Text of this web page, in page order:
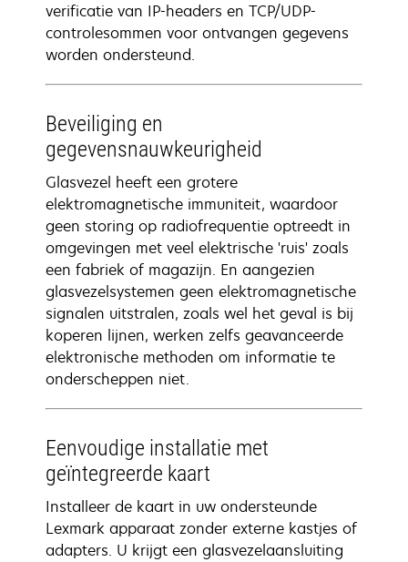
verificatie van IP-headers en TCP/UDP-
controlesommen voor ontvangen gegevens
worden ondersteund.
Beveiliging en
gegevensnauwkeurigheid
Glasvezel heeft een grotere
elektromagnetische immuniteit, waardoor
geen storing op radiofrequentie optreedt in
omgevingen met veel elektrische 'ruis' zoals
een fabriek of magazijn. En aangezien
glasvezelsystemen geen elektromagnetische
signalen uitstralen, zoals wel het geval is bij
koperen lijnen, werken zelfs geavanceerde
elektronische methoden om informatie te
onderscheppen niet.
Eenvoudige installatie met
geïntegreerde kaart
Installeer de kaart in uw ondersteunde
Lexmark apparaat zonder externe kastjes of
adapters. U krijgt een glasvezelaansluiting